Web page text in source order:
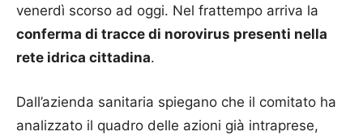
venerdì scorso ad oggi. Nel frattempo arriva la
conferma di tracce di norovirus presenti nella
rete idrica cittadina.
Dall’azienda sanitaria spiegano che il comitato ha
analizzato il quadro delle azioni già intraprese,